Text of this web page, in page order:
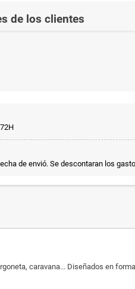
de los clientes
de envió. Se descontaran los
caravana... Diseñados en